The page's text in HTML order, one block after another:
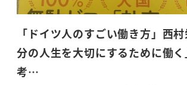
「ドイツ人のすごい働き方」西
分の人生を大切にするために働く
考…